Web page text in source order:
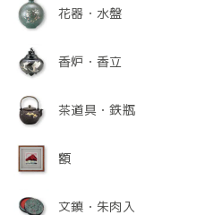
花器・水盤
香炉・香立
茶道具・鉄瓶
額
文鎮・朱肉入